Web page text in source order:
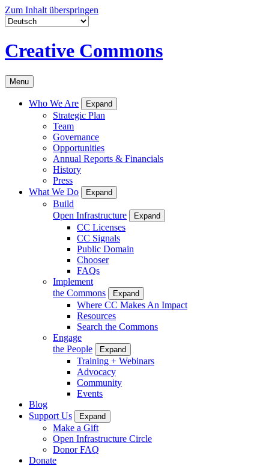
Zum Inhalt überspringen
Creative Commons
Menu
Who We Are Expand
Strategic Plan
Team
Governance
Opportunities
Annual Reports & Financials
History
Press
What We Do
Expand
Build
Open Infrastructure
Expand
CC Licenses
CC Signals
Public Domain
Chooser
FAQs
Implement
the Commons
Expand
Where CC Makes An Impact
Resources
Search the Commons
Engage
the People
Expand
Training + Webinars
Advocacy
Community
Events
Blog
Support Us
Expand
Make a Gift
Open Infrastructure Circle
Donor FAQ
Donate